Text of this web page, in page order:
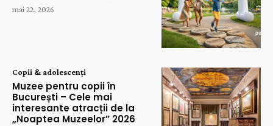
mai 22, 2026
Copii & adolescenți
Muzee pentru copii în
București – Cele mai
interesante atracții de la
„Noaptea Muzeelor” 2026